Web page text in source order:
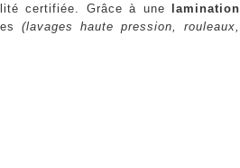
certifiée. Grâce à une
lamination
(lavages haute pression, rouleaux,